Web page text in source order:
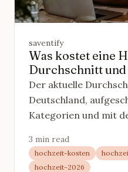
saventify
Was kostet eine
Durchschnitt
2026
Der aktuelle
Deutschland,
Kategorien und mit
Quellen.
3 min read
hochzeit-kosten
hochzeit-2026